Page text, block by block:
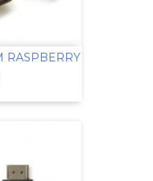
RASPBERRY